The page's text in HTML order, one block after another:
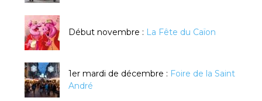
Début novembre : La Fête du Caïon
1er mardi de décembre : Foire de la Saint
André